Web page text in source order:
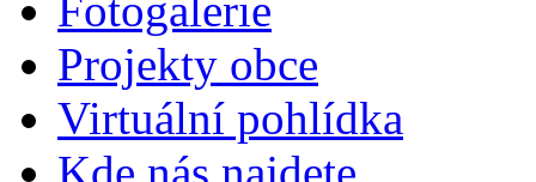
Projekty obce
Virtuální pohlídka
Kde nás najdete